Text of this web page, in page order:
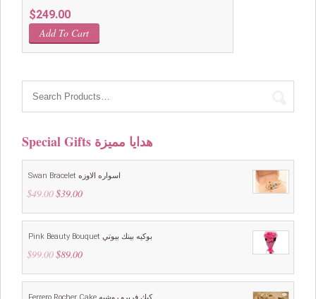
$249.00
Add To Cart
Special Gifts هدايا مميزة
Swan Bracelet اسواره الاوزه
$49.00 Original
was:
$39.00Current
is:
Pink Beauty Bouquet بوكيه بينك بيوتي
$99.00 Original
was:
$89.00Current
is:
Ferrero Rocher Cake كيك فريرو روشيه